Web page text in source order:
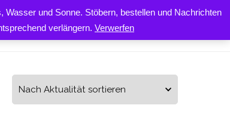
und Sonne. Stöbern, bestellen und Nachrichten
verlängern. Verwerfen